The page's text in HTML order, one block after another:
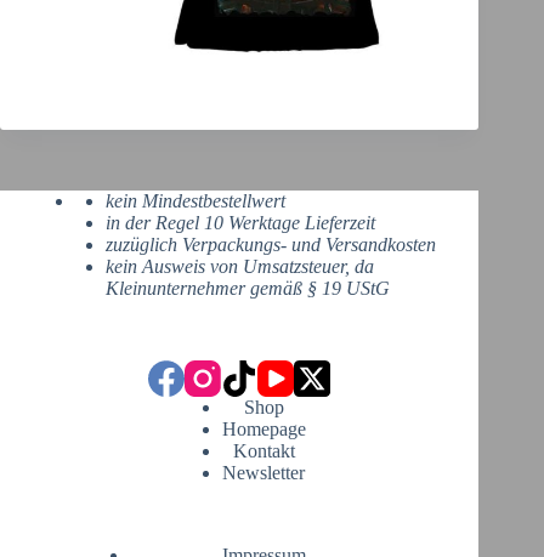
kein Mindestbestellwert
in der Regel 10 Werktage Lieferzeit
zuzüglich Verpackungs- und Versandkosten
kein Ausweis von Umsatzsteuer, da
Kleinunternehmer gemäß § 19 UStG
Shop
Homepage
Kontakt
Newsletter